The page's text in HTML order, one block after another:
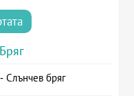
Слънчев бряг